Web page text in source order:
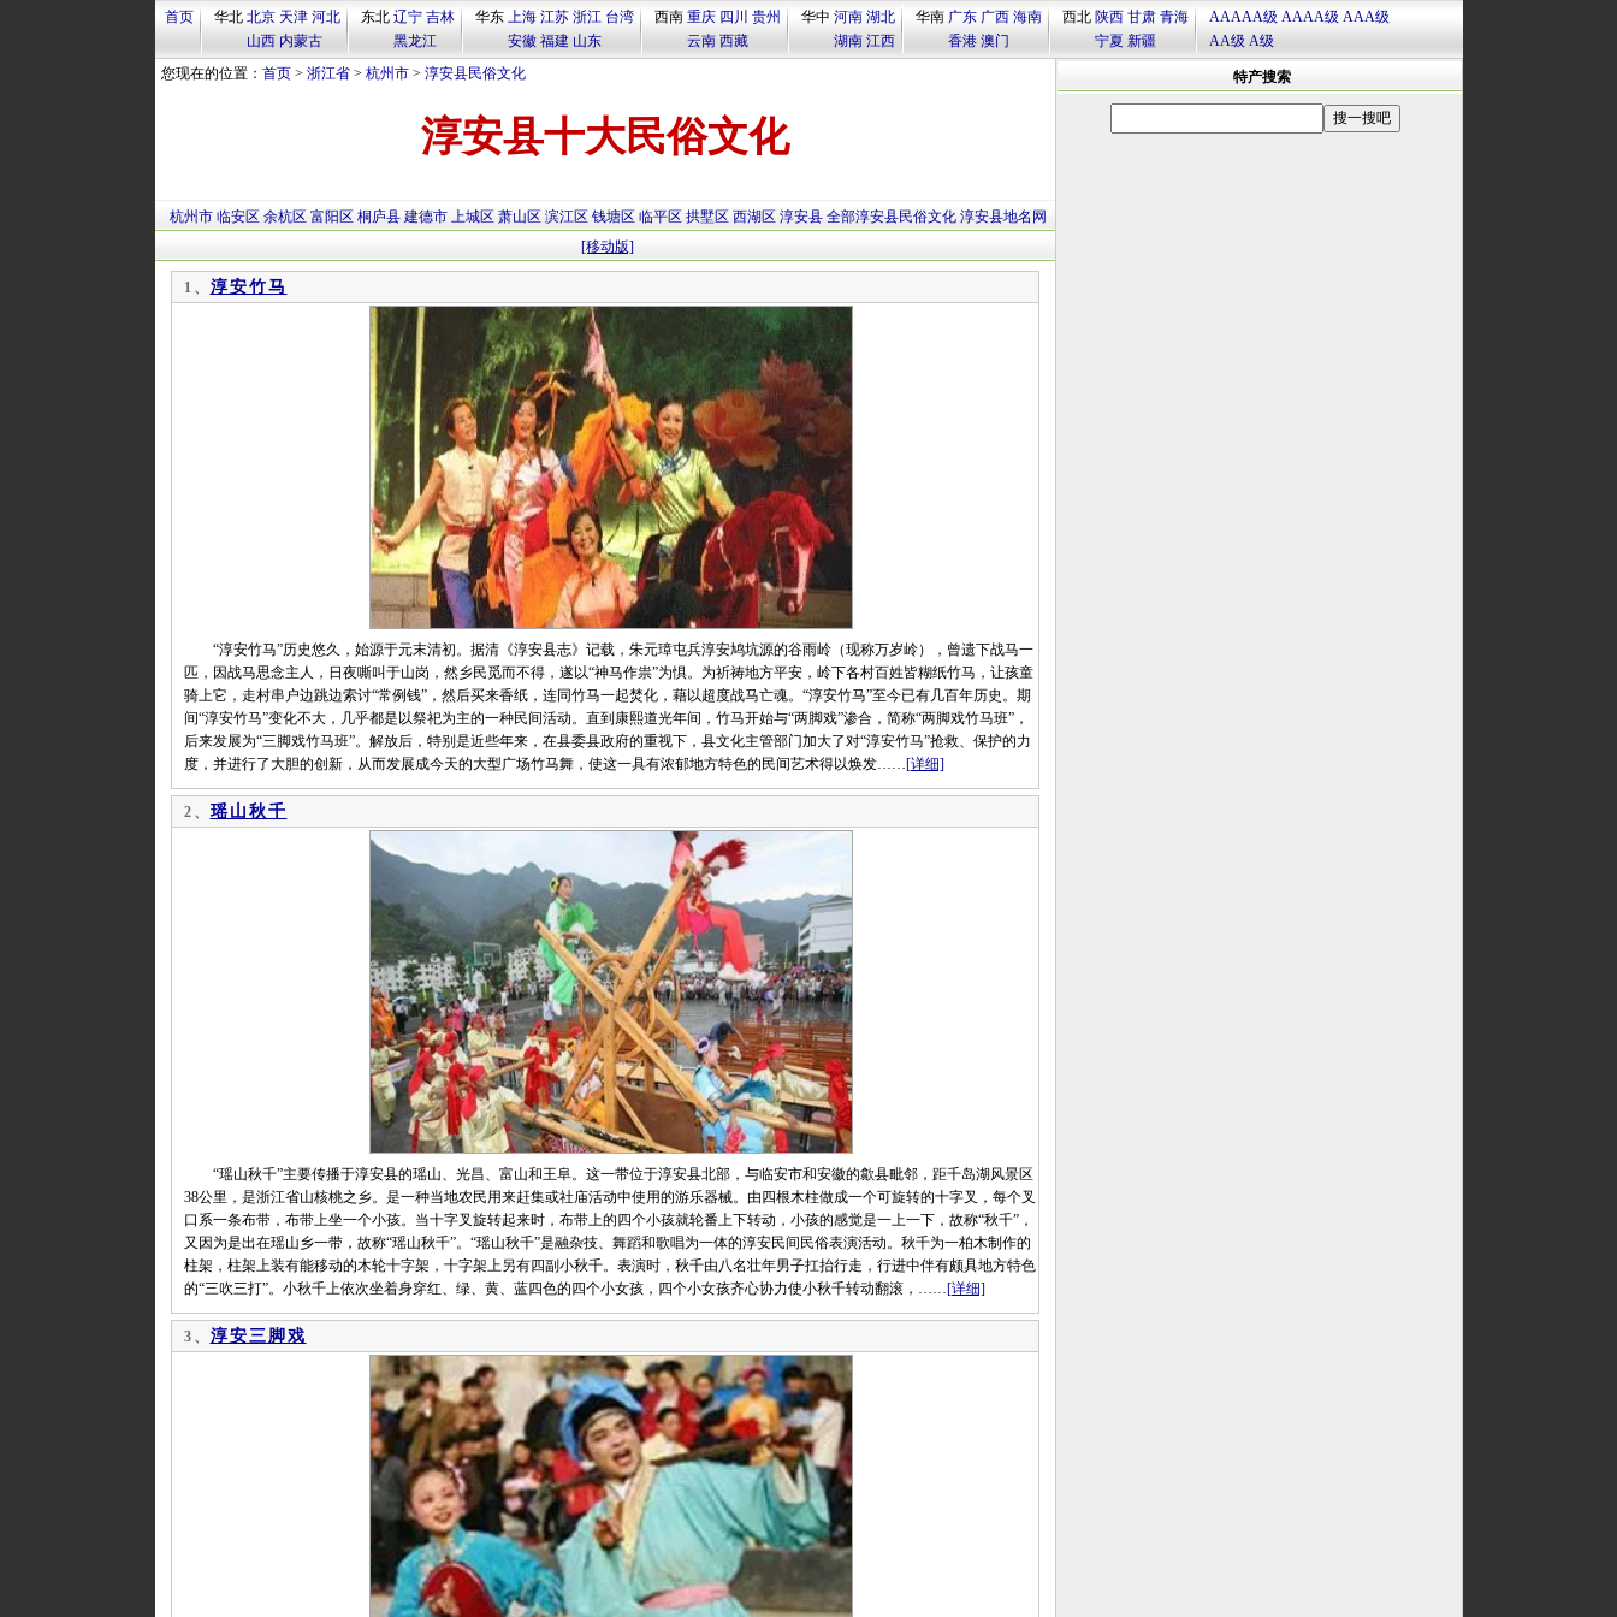
首页 华北 北京 天津 河北
山西 内蒙古
东北 辽宁 吉林
黑龙江
华东 上海 江苏 浙江 台湾
安徽 福建 山东
西南 重庆 四川 贵州
云南 西藏
华中 河南 湖北
湖南 江西
华南 广东 广西 海南
香港 澳门
西北 陕西 甘肃 青海
宁夏 新疆
AAAAA级 AAAA级 AAA级
AA级 A级
您现在的位置： 首页> 浙江省> 杭州市> 淳安县民俗文化
淳安县十大民俗文化
杭州市 临安区 余杭区 富阳区 桐庐县 建德市 上城区 萧山区 滨江区 钱塘区 临平区 拱墅区 西湖区 淳安县 全部淳安县民俗文化 淳安县地名网
[移动版]
1、 淳安竹马
“淳安竹马”历史悠久，始源于元末清初。据清《淳安县志》记载，朱元璋屯兵淳安鸠坑源的谷雨岭（现称万岁岭），曾遗下战马一
匹，因战马思念主人，日夜嘶叫于山岗，然乡民觅而不得，遂以“神马作祟”为惧。为祈祷地方平安，岭下各村百姓皆糊纸竹马，让孩童
骑上它，走村串户边跳边索讨“常例钱”，然后买来香纸，连同竹马一起焚化，藉以超度战马亡魂。“淳安竹马”至今已有几百年历史。期
间“淳安竹马”变化不大，几乎都是以祭祀为主的一种民间活动。直到康熙道光年间，竹马开始与“两脚戏”渗合，简称“两脚戏竹马班”，
后来发展为“三脚戏竹马班”。解放后，特别是近些年来，在县委县政府的重视下，县文化主管部门加大了对“淳安竹马”抢救、保护的力
度，并进行了大胆的创新，从而发展成今天的大型广场竹马舞，使这一具有浓郁地方特色的民间艺术得以焕发……[详细]
2、 瑶山秋千
“瑶山秋千”主要传播于淳安县的瑶山、光昌、富山和王阜。这一带位于淳安县北部，与临安市和安徽的歙县毗邻，距千岛湖风景区
38公里，是浙江省山核桃之乡。是一种当地农民用来赶集或社庙活动中使用的游乐器械。由四根木柱做成一个可旋转的十字叉，每个叉
口系一条布带，布带上坐一个小孩。当十字叉旋转起来时，布带上的四个小孩就轮番上下转动，小孩的感觉是一上一下，故称“秋千”，
又因为是出在瑶山乡一带，故称“瑶山秋千”。“瑶山秋千”是融杂技、舞蹈和歌唱为一体的淳安民间民俗表演活动。秋千为一柏木制作的
柱架，柱架上装有能移动的木轮十字架，十字架上另有四副小秋千。表演时，秋千由八名壮年男子扛抬行走，行进中伴有颇具地方特色
的“三吹三打”。小秋千上依次坐着身穿红、绿、黄、蓝四色的四个小女孩，四个小女孩齐心协力使小秋千转动翻滚，……[详细]
3、 淳安三脚戏
特产搜索